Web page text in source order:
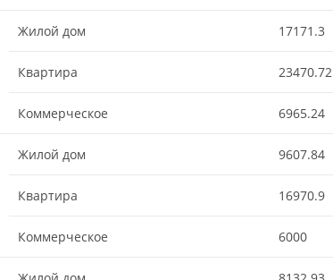
Жилой дом 17171.3
Квартира 23470.72
Коммерческое 6965.24
Жилой дом 9607.84
Квартира 16970.9
Коммерческое 6000